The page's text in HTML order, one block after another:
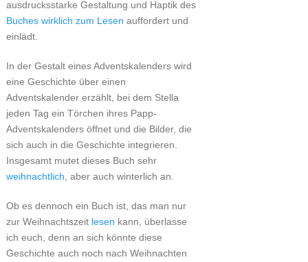
ausdrucksstarke Gestaltung und Haptik des
Buches wirklich zum Lesen auffordert und
einlädt.
In der Gestalt eines Adventskalenders wird
eine Geschichte über einen
Adventskalender erzählt, bei dem Stella
jeden Tag ein Törchen ihres Papp-
Adventskalenders öffnet und die Bilder, die
sich auch in die Geschichte integrieren.
Insgesamt mutet dieses Buch sehr
weihnachtlich , aber auch winterlich an.
Ob es dennoch ein Buch ist, das man nur
zur Weihnachtszeit lesen kann, überlasse
ich euch, denn an sich könnte diese
Geschichte auch noch nach Weihnachten